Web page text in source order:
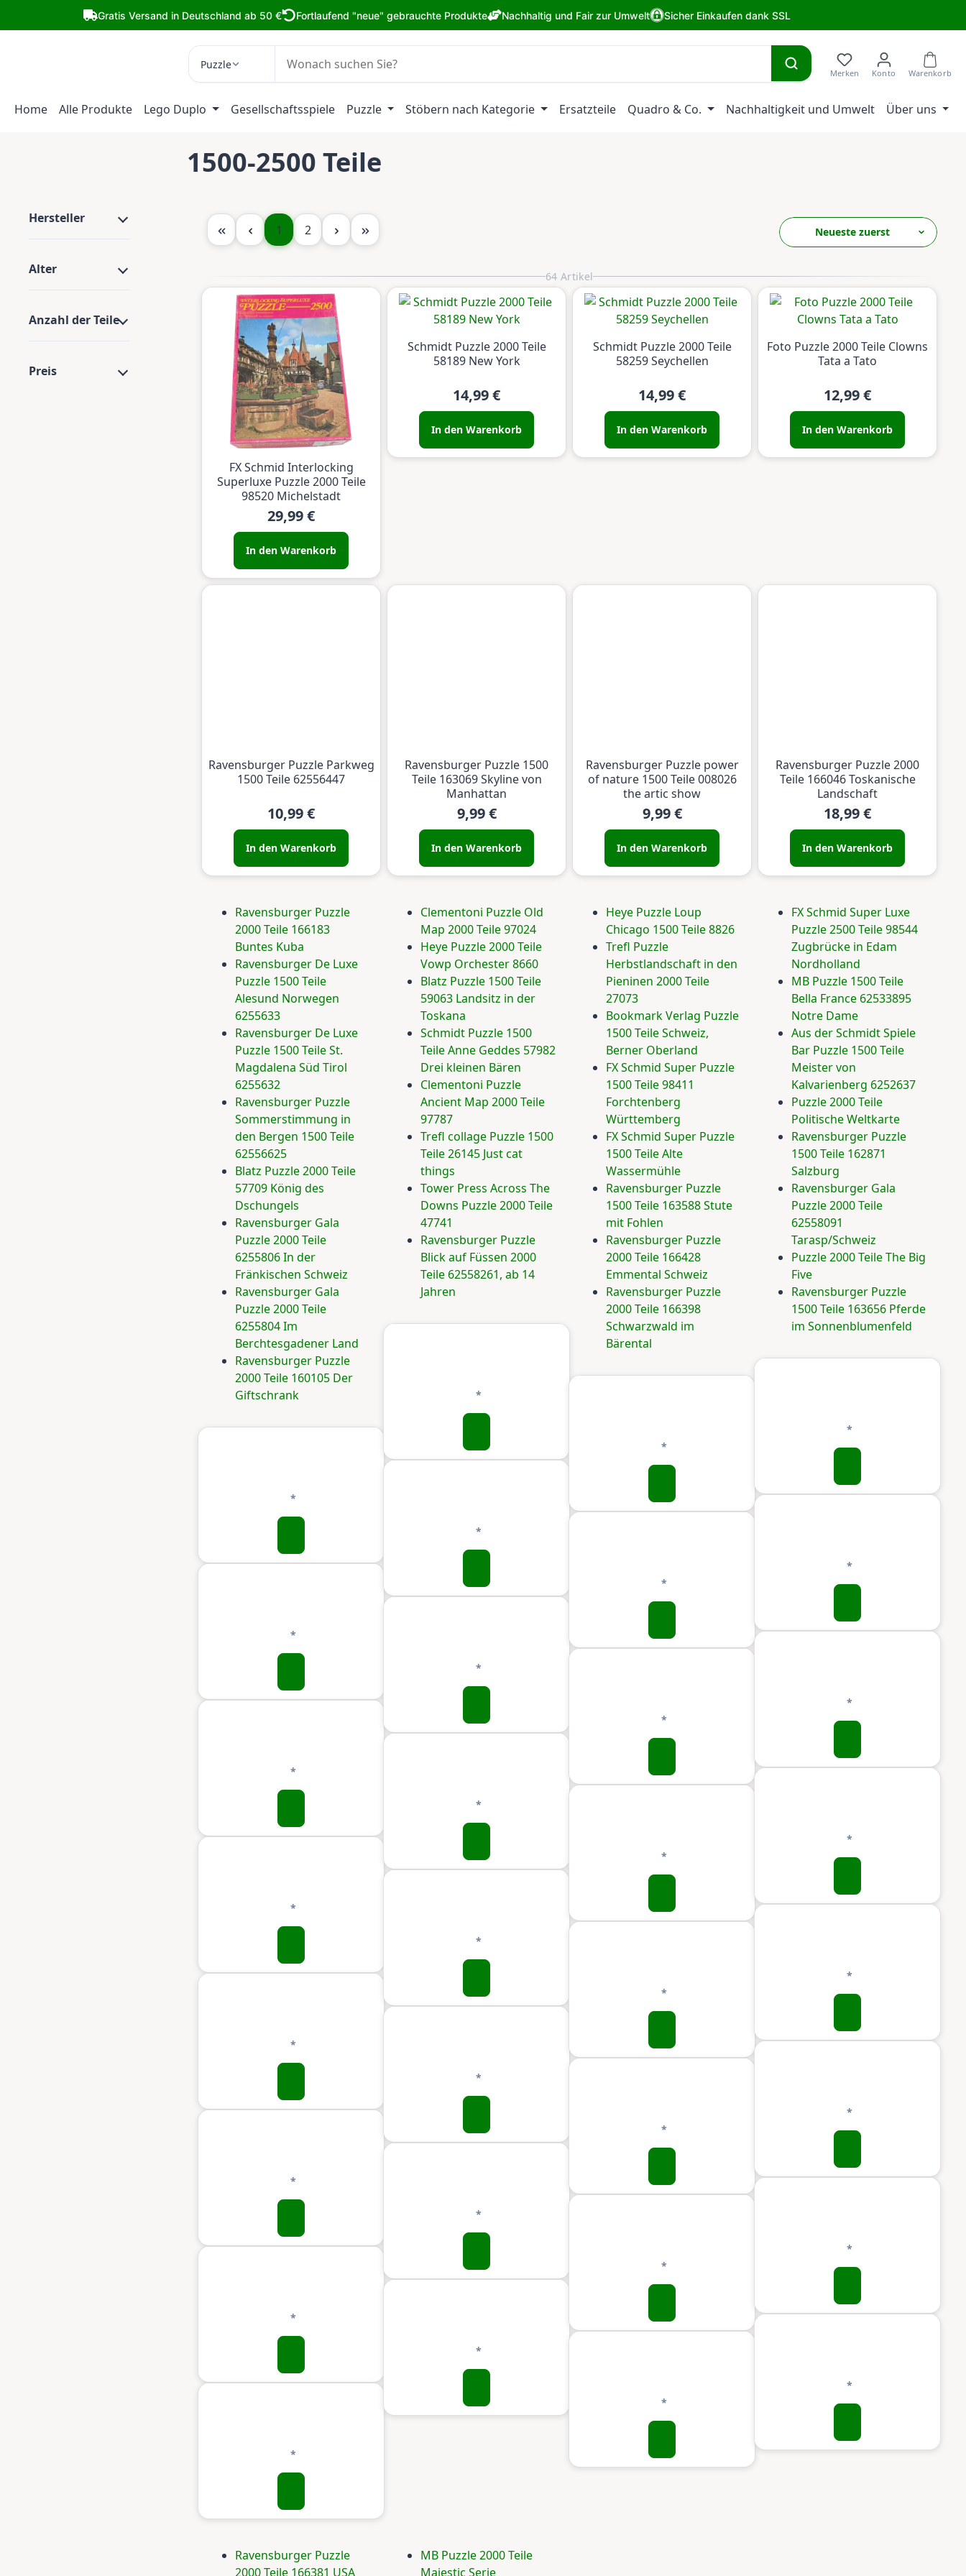
Hauptinhalt springen
Zur Suche springen
Zur Hauptnavigation springen
Gratis Versand in Deutschland ab 50 € Fortlaufend "neue" gebrauchte Produkte Nachhaltig und Fair zur Umwelt Sicher Einkaufen dank SSL
Puzzle
Home Alle Produkte Lego Duplo Gesellschaftsspiele Puzzle Stöbern nach Kategorie Ersatzteile Quadro & Co. Nachhaltigkeit und Umwelt Über uns
Hersteller
Alter
Anzahl der Teile
Preis
1500-2500 Teile
Seite
1 Seite
2
64 Artikel
FX Schmid Interlocking
Superluxe Puzzle 2000 Teile
98520 Michelstadt
29,99 €
In den Warenkorb
Schmidt Puzzle 2000 Teile
58189 New York
14,99 €
In den Warenkorb
Schmidt Puzzle 2000 Teile
58259 Seychellen
14,99 €
In den Warenkorb
Foto Puzzle 2000 Teile Clowns
Tata a Tato
12,99 €
In den Warenkorb
Ravensburger Puzzle Parkweg
1500 Teile 62556447
10,99 €
In den Warenkorb
Ravensburger Puzzle 1500
Teile 163069 Skyline von
Manhattan
9,99 €
In den Warenkorb
Ravensburger Puzzle power
of nature 1500 Teile 008026
the artic show
9,99 €
In den Warenkorb
Ravensburger Puzzle 2000
Teile 166046 Toskanische
Landschaft
18,99 €
In den Warenkorb
Ravensburger Puzzle
2000 Teile 166183
Buntes Kuba
Ravensburger De Luxe
Puzzle 1500 Teile
Alesund Norwegen
6255633
Ravensburger De Luxe
Puzzle 1500 Teile St.
Magdalena Süd Tirol
6255632
Ravensburger Puzzle
Sommerstimmung in
den Bergen 1500 Teile
62556625
Blatz Puzzle 2000 Teile
57709 König des
Dschungels
Ravensburger Gala
Puzzle 2000 Teile
6255806 In der
Fränkischen Schweiz
Ravensburger Gala
Puzzle 2000 Teile
6255804 Im
Berchtesgadener Land
Ravensburger Puzzle
2000 Teile 160105 Der
Giftschrank
Clementoni Puzzle Old
Map 2000 Teile 97024
Heye Puzzle 2000 Teile
Vowp Orchester 8660
Blatz Puzzle 1500 Teile
59063 Landsitz in der
Toskana
Schmidt Puzzle 1500
Teile Anne Geddes 57982
Drei kleinen Bären
Clementoni Puzzle
Ancient Map 2000 Teile
97787
Trefl collage Puzzle 1500
Teile 26145 Just cat
things
Tower Press Across The
Downs Puzzle 2000 Teile
47741
Ravensburger Puzzle
Blick auf Füssen 2000
Teile 62558261, ab 14
Jahren
Heye Puzzle Loup
Chicago 1500 Teile 8826
Trefl Puzzle
Herbstlandschaft in den
Pieninen 2000 Teile
27073
Bookmark Verlag Puzzle
1500 Teile Schweiz,
Berner Oberland
FX Schmid Super Puzzle
1500 Teile 98411
Forchtenberg
Württemberg
FX Schmid Super Puzzle
1500 Teile Alte
Wassermühle
Ravensburger Puzzle
1500 Teile 163588 Stute
mit Fohlen
Ravensburger Puzzle
2000 Teile 166428
Emmental Schweiz
Ravensburger Puzzle
2000 Teile 166398
Schwarzwald im
Bärental
FX Schmid Super Luxe
Puzzle 2500 Teile 98544
Zugbrücke in Edam
Nordholland
MB Puzzle 1500 Teile
Bella France 62533895
Notre Dame
Aus der Schmidt Spiele
Bar Puzzle 1500 Teile
Meister von
Kalvarienberg 6252637
Puzzle 2000 Teile
Politische Weltkarte
Ravensburger Puzzle
1500 Teile 162871
Salzburg
Ravensburger Gala
Puzzle 2000 Teile
62558091
Tarasp/Schweiz
Puzzle 2000 Teile The Big
Five
Ravensburger Puzzle
1500 Teile 163656 Pferde
im Sonnenblumenfeld
Ravensburger Puzzle
2000 Teile 166381 USA
MB Puzzle 2000 Teile
Majestic Serie